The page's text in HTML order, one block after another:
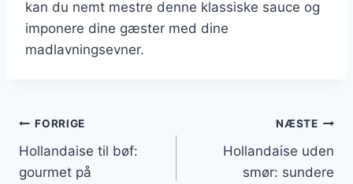
kan du nemt mestre denne klassiske sauce og
imponere dine gæster med dine
madlavningsevner.
Indlægsnavigation
FORRIGE
Hollandaise til bøf:
gourmet på
NÆSTE
Hollandaise uden
smør: sundere